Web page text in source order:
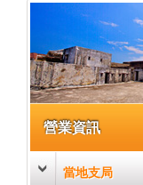
營業資訊
當地支局